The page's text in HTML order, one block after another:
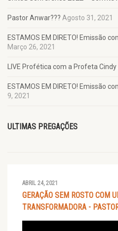
Pastor Anwar??? Agosto 31, 2021
ESTAMOS EM DIRETO! Emissão
Março 26, 2021
LIVE Profética com a Profeta
ESTAMOS EM DIRETO! Emissão
9, 2021
ULTIMAS PREGAÇÕES
ABRIL 24, 2021
GERAÇÃO SEM ROSTO COM
TRANSFORMADORA -